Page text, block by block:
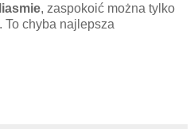
, zaspokoić można tylko
To chyba najlepsza